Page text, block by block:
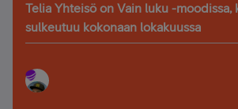
Telia Yhteisö on Vain luku -moodissa,
sulkeutuu kokonaan lokakuussa